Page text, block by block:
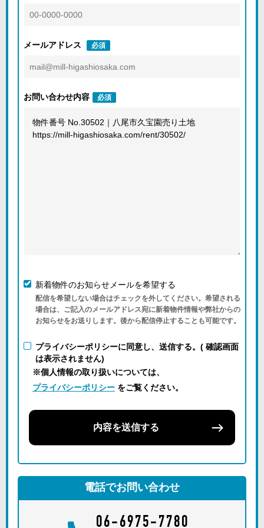
メールアドレス 必須
お問い合わせ内容 必須
新着物件のお知らせメールを希望する
配信を希望しない場合はチェックを外してください。希望される
場合は、ご記入のメールアドレス宛に新着物件情報や弊社からの
お知らせをお送りします。後から配信停止することも可能です。
プライバシーポリシーに同意し、送信する。( 確認画面
は表示されません)
※個人情報の取り扱いについては、
プライバシーポリシー をご覧ください。
内容を送信する
電話でお問い合わせ
06-6975-7780